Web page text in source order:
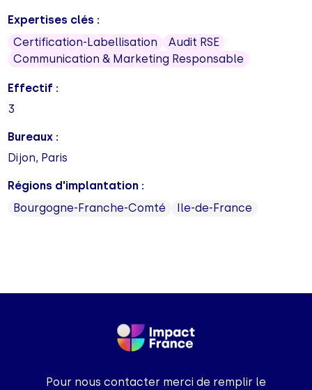
Expertises clés :
Certification-Labellisation
Audit RSE
Communication & Marketing Responsable
Effectif :
3
Bureaux :
Dijon, Paris
Régions d'implantation :
Bourgogne-Franche-Comté
Ile-de-France
Pour nous contacter merci de remplir le